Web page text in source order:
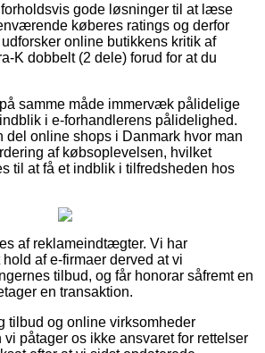
gode løsninger til at læse
køberes ratings og derfor
online butikkens kritik af
K dobbelt (2 dele) forud for at du
samme måde immervæk pålidelige
i e-forhandlerens pålidelighed.
del online shops i Danmark hvor man
af købsoplevelsen, hvilket
til at få et indblik i tilfredsheden hos
af reklameindtægter. Vi har
af e-firmaer derved at vi
tilbud, og får honorar såfremt en
en transaktion.
tilbud og online virksomheder
vi påtager os ikke ansvaret for rettelser